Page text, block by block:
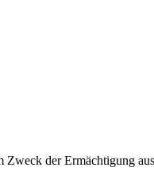
Zweck der Ermächtigung